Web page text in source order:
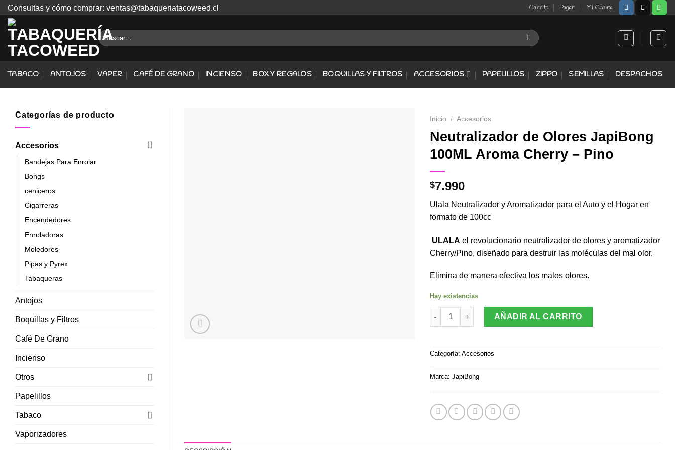
Skip
content
Consultas y cómo comprar: ventas@tabaqueriatacoweed.cl Carrito Pagar Mi Cuenta
Buscar
por:
TABACO ANTOJOS VAPER CAFÉ DE GRANO INCIENSO BOX Y REGALOS BOQUILLAS Y FILTROS ACCESORIOS PAPELILLOS ZIPPO SEMILLAS DESPACHOS
Categorías de producto
Accesorios
Bandejas Para Enrolar
Bongs
ceniceros
Cigarreras
Encendedores
Enroladoras
Moledores
Pipas y Pyrex
Tabaqueras
Antojos
Boquillas y Filtros
Café De Grano
Incienso
Otros
Papelillos
Tabaco
Vaporizadores
Inicio / Accesorios
Neutralizador de Olores JapiBong
100ML Aroma Cherry – Pino
$7.990
Ulala Neutralizador y Aromatizador para el Auto y el Hogar en
formato de 100cc
ULALA el revolucionario neutralizador de olores y aromatizador
Cherry/Pino, diseñado para destruir las moléculas del mal olor.
Elimina de manera efectiva los malos olores.
Hay existencias
Neutralizador de Olores JapiBong 100ML Aroma Cherry - Pino cantidad
AÑADIR AL CARRITO
Categoría: Accesorios
Marca: JapiBong